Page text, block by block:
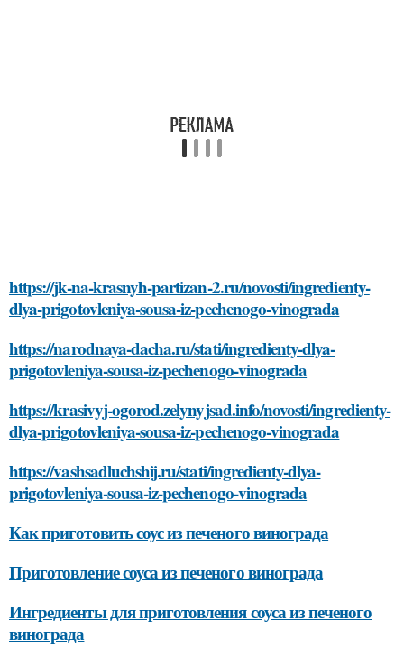
https://jk-na-krasnyh-partizan-2.ru/novosti/ingredienty-
dlya-prigotovleniya-sousa-iz-pechenogo-vinograda
https://narodnaya-dacha.ru/stati/ingredienty-dlya-
prigotovleniya-sousa-iz-pechenogo-vinograda
https://krasivyj-ogorod.zelynyjsad.info/novosti/ingredienty-
dlya-prigotovleniya-sousa-iz-pechenogo-vinograda
https://vashsadluchshij.ru/stati/ingredienty-dlya-
prigotovleniya-sousa-iz-pechenogo-vinograda
Как приготовить соус из печеного винограда
Приготовление соуса из печеного винограда
Ингредиенты для приготовления соуса из печеного
винограда